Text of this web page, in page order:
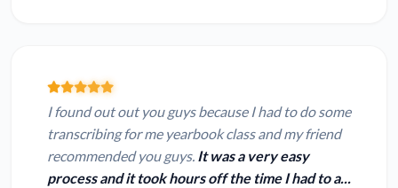
I found out out you guys because I had to do some
transcribing for me yearbook class and my friend
recommended you guys. It was a very easy
process and it took hours off the time I had to a...